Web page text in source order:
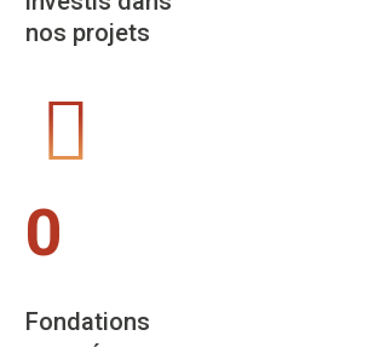
nos projets
0
Fondations